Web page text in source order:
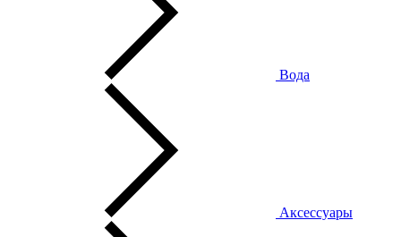
Вода
Аксессуары